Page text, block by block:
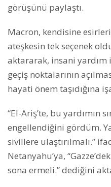
görüşünü paylaştı.
Macron, kendisine
ateşkesin tek seçenek
aktararak, insani yardım
geçiş noktalarının
hayati önem taşıdığına
“El-Ariş’te, bu yardımın
engellendiğini gördüm.
sivillere ulaştırılmalı.”
Netanyahu’ya,
sona ermeli.” dediğini